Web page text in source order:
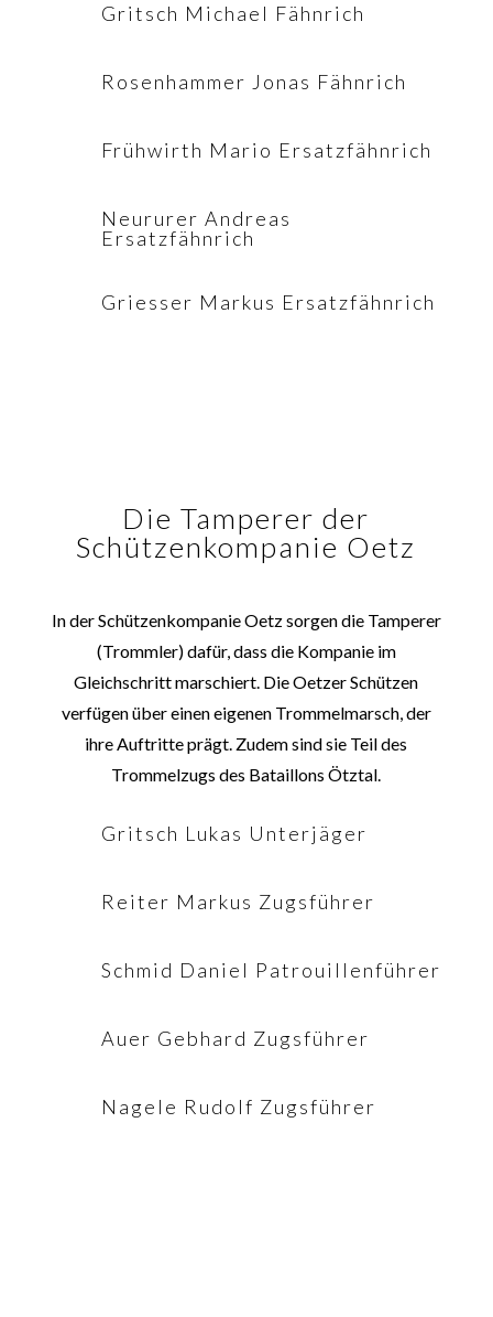
Gritsch Michael Fähnrich
Rosenhammer Jonas Fähnrich
Frühwirth Mario Ersatzfähnrich
Neururer Andreas
Ersatzfähnrich
Griesser Markus Ersatzfähnrich
Die Tamperer der
Schützenkompanie Oetz
In der Schützenkompanie Oetz sorgen die Tamperer
(Trommler) dafür, dass die Kompanie im
Gleichschritt marschiert. Die Oetzer Schützen
verfügen über einen eigenen Trommelmarsch, der
ihre Auftritte prägt. Zudem sind sie Teil des
Trommelzugs des Bataillons Ötztal.
Gritsch Lukas Unterjäger
Reiter Markus Zugsführer
Schmid Daniel Patrouillenführer
Auer Gebhard Zugsführer
Nagele Rudolf Zugsführer